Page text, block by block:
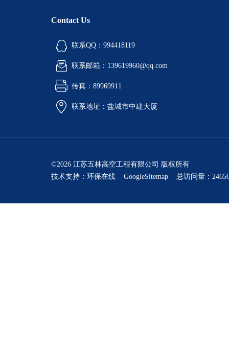
Contact Us
联系QQ：994418119
联系邮箱：139619960@qq.com
传真：89969911
联系地址：盐城市中建大厦
©2026 江苏五林高空工程有限公司 版权所有
技术支持： 环保在线 GoogleSitemap 总访问量：